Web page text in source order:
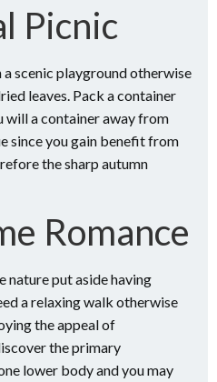
Picnic
a scenic playground otherwise
leaves. Pack a container
will a container away from
since you gain benefit from
the sharp autumn
Romance
nature put aside having
a relaxing walk otherwise
the appeal of
the primary
lower body and you may